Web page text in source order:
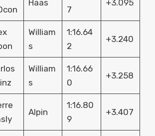
Haas
7
+3.095
William
s
1:16.64
2
+3.240
William
s
1:16.66
0
+3.258
Alpin
1:16.80
9
+3.407